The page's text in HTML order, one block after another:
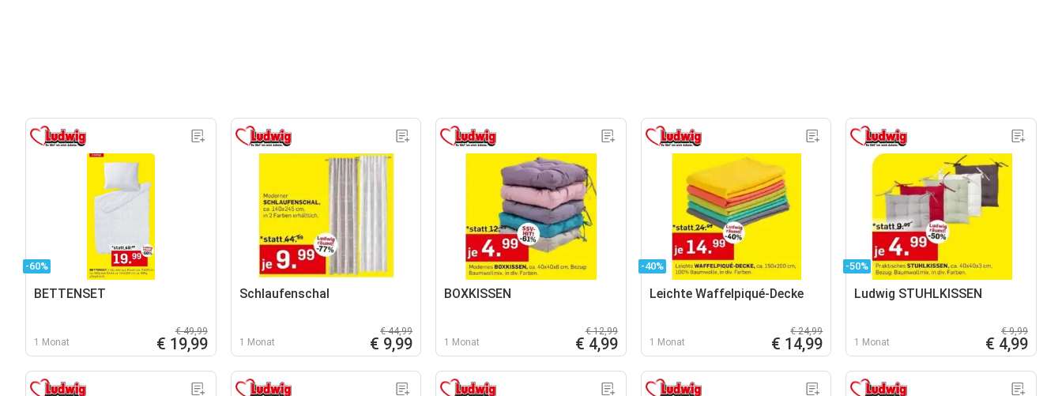
-60%
BETTENSET
1 Monat
€ 49,99
€ 19,99
Schlaufenschal
1 Monat
€ 44,99
€ 9,99
BOXKISSEN
1 Monat
€ 12,99
€ 4,99
-40%
Leichte Waffelpiqué-Decke
1 Monat
€ 24,99
€ 14,99
-50%
Ludwig STUHLKISSEN
1 Monat
€ 9,99
€ 4,99